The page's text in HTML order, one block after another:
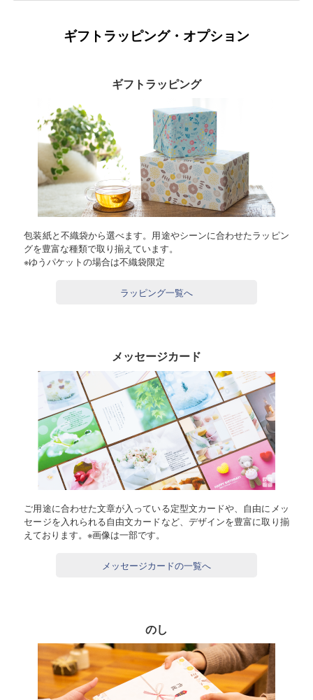
ギフトラッピング・オプション
ギフトラッピング
包装紙と不織袋から選べます。用途やシーンに合わせたラッピン
グを豊富な種類で取り揃えています。
※ゆうパケットの場合は不織袋限定
ラッピング一覧へ
メッセージカード
ご用途に合わせた文章が入っている定型文カードや、自由にメッ
セージを入れられる自由文カードなど、デザインを豊富に取り揃
えております。※画像は一部です。
メッセージカードの一覧へ
のし